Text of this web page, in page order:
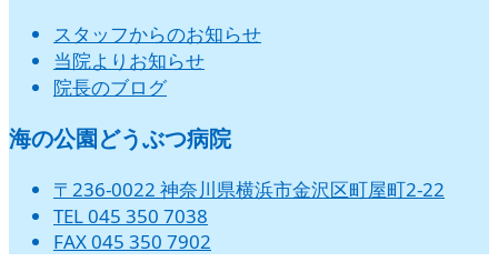
スタッフからのお知らせ
当院よりお知らせ
院長のブログ
海の公園どうぶつ病院
〒236-0022 神奈川県横浜市金沢区町屋町2-22
TEL 045 350 7038
FAX 045 350 7902